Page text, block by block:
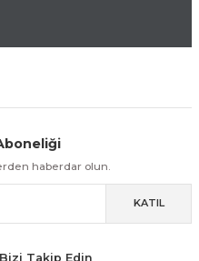
Güvenli Alışveriş
Alışveriş Kolay İade & Değişim
haberdar olun.
KATIL
Takip Edin